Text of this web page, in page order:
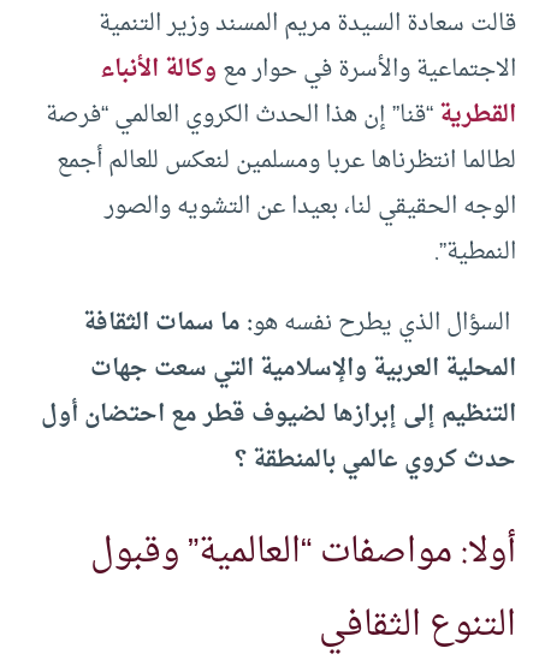
قالت سعادة السيدة مريم المسند وزير التنمية
الاجتماعية والأسرة في حوار معوكالة الأنباء
القطرية“قنا” إن هذا الحدث الكروي العالمي “فرصة
لطالما انتظرناها عربا ومسلمين لنعكس للعالم أجمع
الوجه الحقيقي لنا، بعيدا عن التشويه والصور
النمطية”.
السؤال الذي يطرح نفسه هو: ما سمات الثقافة
المحلية العربية والإسلامية التي سعت جهات
التنظيم إلى إبرازها لضيوف قطر مع احتضان أول
حدث كروي عالمي بالمنطقة ؟
أولا: مواصفات “العالمية” وقبول
التنوع الثقافي